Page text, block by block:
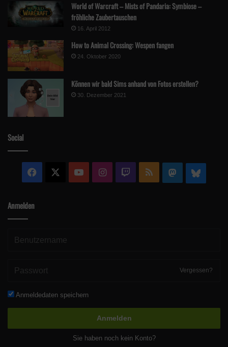
World of Warcraft – Mists of Pandaria: Symbiose –
fröhliche Zaubertauschen
16. April 2012
How to Animal Crossing: Wespen fangen
24. Oktober 2020
Können wir bald Sims anhand von Fotos erstellen?
30. Dezember 2021
Social
Facebook YouTubeInstagram
Twitch RSS Mastodon
Anmelden
Vergessen?
Anmeldedaten speichern
Anmelden
Sie haben noch kein Konto?